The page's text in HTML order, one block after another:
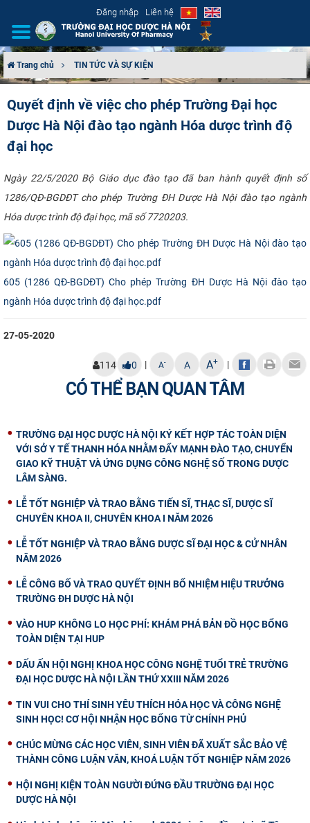
Đăng nhập Liên hệ
CƠ CẤU TỔ CHỨC
TUYỂN SINH
ĐÀO TẠO
ĐẢM BẢO CHẤT LƯỢNG
KHOA HỌC CÔNG NGHỆ
HTQT
CỰU NGƯỜI HỌC
Trang chủ TIN TỨC VÀ SỰ KIỆN
Quyết định về việc cho phép Trường Đại học
Dược Hà Nội đào tạo ngành Hóa dược trình độ
đại học
Ngày 22/5/2020 Bộ Giáo dục đào tạo đã ban hành quyết định số
1286/QĐ-BGDĐT cho phép Trường ĐH Dược Hà Nội đào tạo ngành
Hóa dược trình độ đại học, mã số 7720203. ​
605 (1286 QĐ-BGDĐT) Cho phép Trường ĐH Dược Hà Nội đào tạo
ngành Hóa dược trình độ đại học.pdf
27-05-2020
114 0 | A- A A+ |
CÓ THỂ BẠN QUAN TÂM
TRƯỜNG ĐẠI HỌC DƯỢC HÀ NỘI KÝ KẾT HỢP TÁC TOÀN DIỆN
VỚI SỞ Y TẾ THANH HÓA NHẰM ĐẨY MẠNH ĐÀO TẠO, CHUYỂN
GIAO KỸ THUẬT VÀ ỨNG DỤNG CÔNG NGHỆ SỐ TRONG DƯỢC
LÂM SÀNG.
LỄ TỐT NGHIỆP VÀ TRAO BẰNG TIẾN SĨ, THẠC SĨ, DƯỢC SĨ
CHUYÊN KHOA II, CHUYÊN KHOA I NĂM 2026
LỄ TỐT NGHIỆP VÀ TRAO BẰNG DƯỢC SĨ ĐẠI HỌC & CỬ NHÂN
NĂM 2026
LỄ CÔNG BỐ VÀ TRAO QUYẾT ĐỊNH BỔ NHIỆM HIỆU TRƯỞNG
TRƯỜNG ĐH DƯỢC HÀ NỘI
VÀO HUP KHÔNG LO HỌC PHÍ: KHÁM PHÁ BẢN ĐỒ HỌC BỔNG
TOÀN DIỆN TẠI HUP
DẤU ẤN HỘI NGHỊ KHOA HỌC CÔNG NGHỆ TUỔI TRẺ TRƯỜNG
ĐẠI HỌC DƯỢC HÀ NỘI LẦN THỨ XXIII NĂM 2026
TIN VUI CHO THÍ SINH YÊU THÍCH HÓA HỌC VÀ CÔNG NGHỆ
SINH HỌC! CƠ HỘI NHẬN HỌC BỔNG TỪ CHÍNH PHỦ
CHÚC MỪNG CÁC HỌC VIÊN, SINH VIÊN ĐÃ XUẤT SẮC BẢO VỆ
THÀNH CÔNG LUẬN VĂN, KHOÁ LUẬN TỐT NGHIỆP NĂM 2026
HỘI NGHỊ KIỆN TOÀN NGƯỜI ĐỨNG ĐẦU TRƯỜNG ĐẠI HỌC
DƯỢC HÀ NỘI